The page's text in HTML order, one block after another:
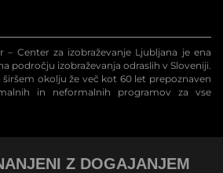
– Center za izobraževanje Ljubljana je ena
področju izobraževanja odraslih v Sloveniji.
okolju že več kot 60 let prepoznaven
in neformalnih programov za vse
Z DOGAJANJEM